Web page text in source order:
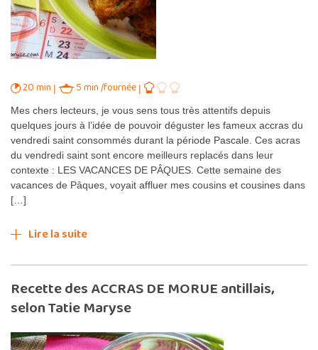
20 min 5 min /fournée
Mes chers lecteurs, je vous sens tous très attentifs depuis
quelques jours à l’idée de pouvoir déguster les fameux accras du
vendredi saint consommés durant la période Pascale. Ces acras
du vendredi saint sont encore meilleurs replacés dans leur
contexte : LES VACANCES DE PÂQUES. Cette semaine des
vacances de Pâques, voyait affluer mes cousins et cousines dans
[…]
Lire la suite
Recette des ACCRAS DE MORUE antillais,
selon Tatie Maryse